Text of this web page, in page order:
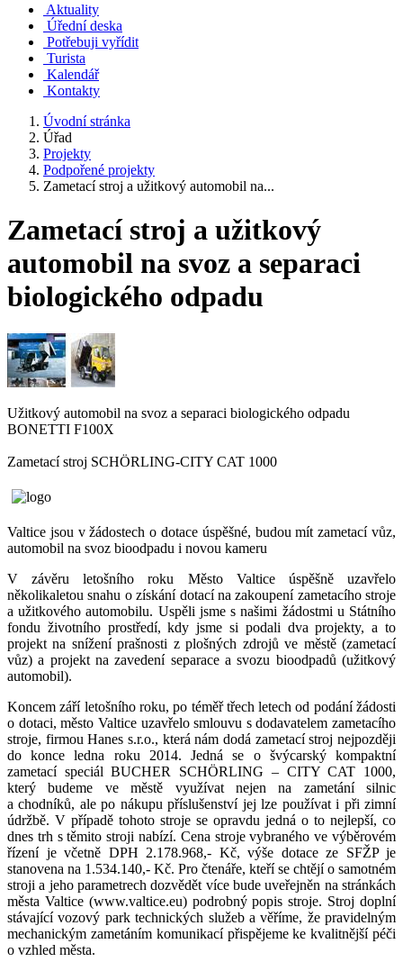
Aktuality
Úřední deska
Potřebuji vyřídit
Turista
Kalendář
Kontakty
Úvodní stránka
Úřad
Projekty
Podpořené projekty
Zametací stroj a užitkový automobil na...
Zametací stroj a užitkový
automobil na svoz a separaci
biologického odpadu
Užitkový automobil na svoz a separaci biologického odpadu
BONETTI F100X
Zametací stroj SCHÖRLING-CITY CAT 1000
Valtice jsou v žádostech o dotace úspěšné, budou mít zametací vůz,
automobil na svoz bioodpadu i novou kameru
V závěru letošního roku Město Valtice úspěšně uzavřelo
několikaletou snahu o získání dotací na zakoupení zametacího stroje
a užitkového automobilu. Uspěli jsme s našimi žádostmi u Státního
fondu životního prostředí, kdy jsme si podali dva projekty, a to
projekt na snížení prašnosti z plošných zdrojů ve městě (zametací
vůz) a projekt na zavedení separace a svozu bioodpadů (užitkový
automobil).
Koncem září letošního roku, po téměř třech letech od podání žádosti
o dotaci, město Valtice uzavřelo smlouvu s dodavatelem zametacího
stroje, firmou Hanes s.r.o., která nám dodá zametací stroj nejpozději
do konce ledna roku 2014. Jedná se o švýcarský kompaktní
zametací speciál BUCHER SCHÖRLING – CITY CAT 1000,
který budeme ve městě využívat nejen na zametání silnic
a chodníků, ale po nákupu příslušenství jej lze používat i při zimní
údržbě. V případě tohoto stroje se opravdu jedná o to nejlepší, co
dnes trh s těmito stroji nabízí. Cena stroje vybraného ve výběrovém
řízení je včetně DPH 2.178.968,- Kč, výše dotace ze SFŽP je
stanovena na 1.534.140,- Kč. Pro čtenáře, kteří se chtějí o samotném
stroji a jeho parametrech dozvědět více bude uveřejněn na stránkách
města Valtice (www.valtice.eu) podrobný popis stroje. Stroj doplní
stávající vozový park technických služeb a věříme, že pravidelným
mechanickým zametáním komunikací přispějeme ke kvalitnější péči
o vzhled města.